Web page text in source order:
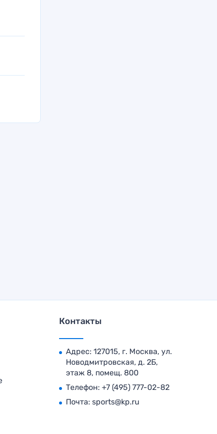
Контакты
Адрес: 127015, г. Москва, ул.
Новодмитровская, д. 2Б,
этаж 8, помещ. 800
Телефон: +7 (495) 777-02-82
Почта: sports@kp.ru